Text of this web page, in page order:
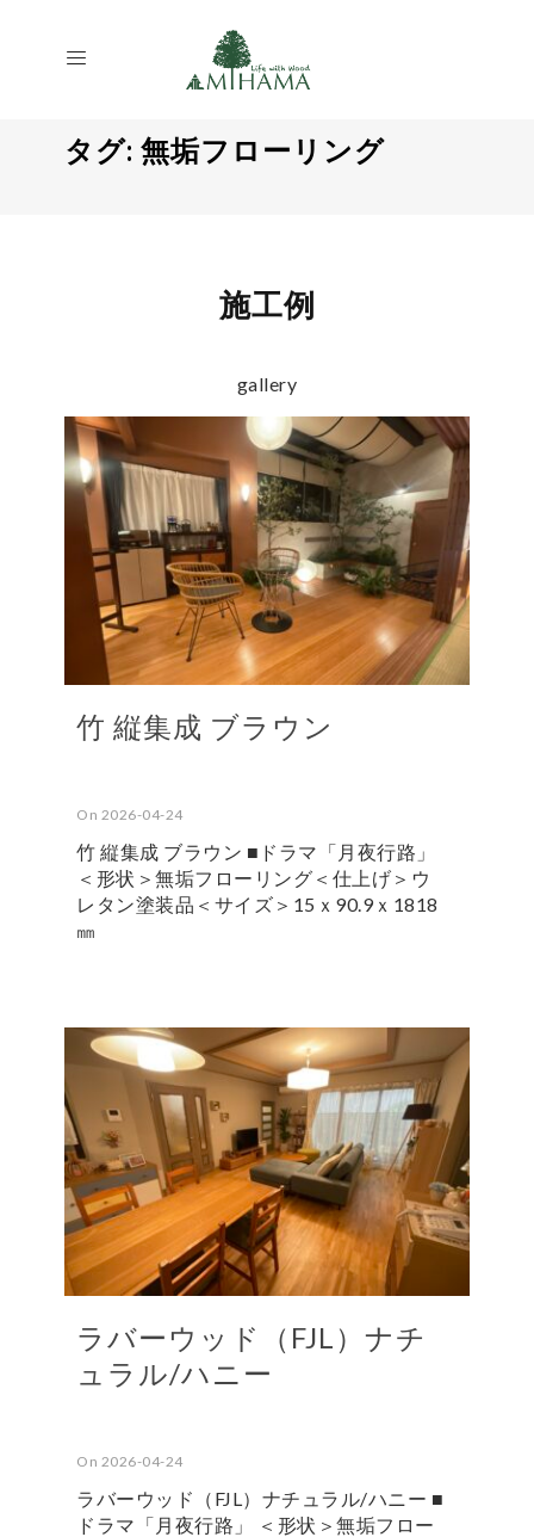
タグ: 無垢フローリング
施工例
gallery
竹 縦集成 ブラウン
On 2026-04-24
竹 縦集成 ブラウン ■ドラマ「月夜行路」
＜形状＞無垢フローリング＜仕上げ＞ウ
レタン塗装品＜サイズ＞15ｘ90.9ｘ1818
㎜
ラバーウッド（FJL）ナチ
ュラル/ハニー
On 2026-04-24
ラバーウッド（FJL）ナチュラル/ハニー ■
ドラマ「月夜行路」 ＜形状＞無垢フロー